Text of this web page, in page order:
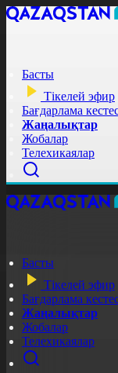
Басты
Тікелей эфир
Бағдарлама
Жаңалықтар
Жобалар
Телехикаялар
Басты
Тікелей эфир
Бағдарлама
Жаңалықтар
Жобалар
Телехикаялар